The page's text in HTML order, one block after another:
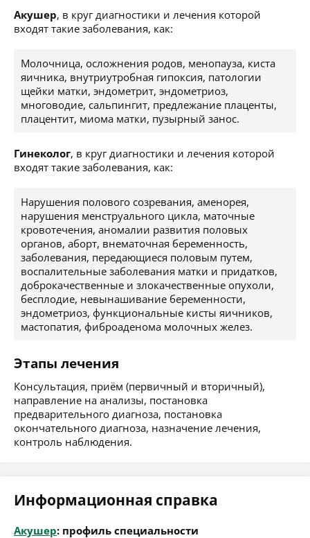
Акушер, в круг диагностики и лечения которой
входят такие заболевания, как:
Молочница, осложнения родов, менопауза, киста
яичника, внутриутробная гипоксия, патологии
щейки матки, эндометрит, эндометриоз,
многоводие, сальпингит, предлежание плаценты,
плацентит, миома матки, пузырный занос.
Гинеколог, в круг диагностики и лечения которой
входят такие заболевания, как:
Нарушения полового созревания, аменорея,
нарушения менструального цикла, маточные
кровотечения, аномалии развития половых
органов, аборт, внематочная беременность,
заболевания, передающиеся половым путем,
воспалительные заболевания матки и придатков,
доброкачественные и злокачественные опухоли,
бесплодие, невынашивание беременности,
эндометриоз, функциональные кисты яичников,
мастопатия, фиброаденома молочных желез.
Этапы лечения
Консультация, приём (первичный и вторичный),
направление на анализы, постановка
предварительного диагноза, постановка
окончательного диагноза, назначение лечения,
контроль наблюдения.
Информационная справка
Акушер: профиль специальности